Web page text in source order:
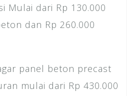
Mulai dari Rp 130.000
dan Rp 260.000
panel beton precast
mulai dari Rp 430.000